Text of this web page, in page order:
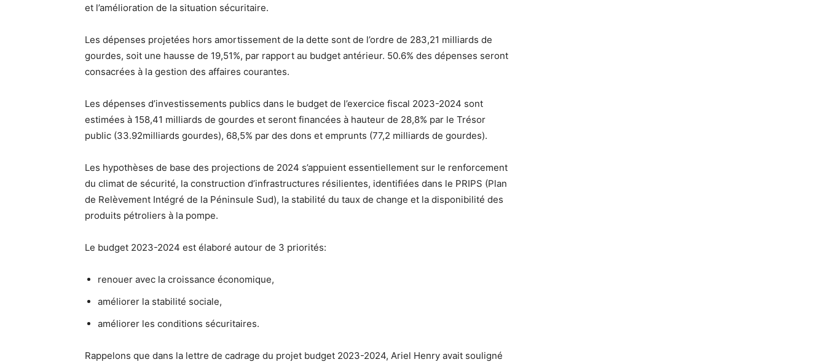
et l’amélioration de la situation sécuritaire.
Les dépenses projetées hors amortissement de la dette sont de l’ordre de 283,21 milliards de
gourdes, soit une hausse de 19,51%, par rapport au budget antérieur. 50.6% des dépenses seront
consacrées à la gestion des affaires courantes.
Les dépenses d’investissements publics dans le budget de l’exercice fiscal 2023-2024 sont
estimées à 158,41 milliards de gourdes et seront financées à hauteur de 28,8% par le Trésor
public (33.92milliards gourdes), 68,5% par des dons et emprunts (77,2 milliards de gourdes).
Les hypothèses de base des projections de 2024 s’appuient essentiellement sur le renforcement
du climat de sécurité, la construction d’infrastructures résilientes, identifiées dans le PRIPS (Plan
de Relèvement Intégré de la Péninsule Sud), la stabilité du taux de change et la disponibilité des
produits pétroliers à la pompe.
Le budget 2023-2024 est élaboré autour de 3 priorités:
renouer avec la croissance économique,
améliorer la stabilité sociale,
améliorer les conditions sécuritaires.
Rappelons que dans la lettre de cadrage du projet budget 2023-2024, Ariel Henry avait souligné